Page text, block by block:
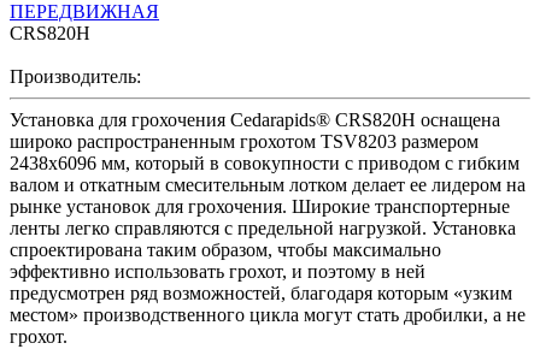
ПЕРЕДВИЖНАЯ
CRS820H
Производитель:
Установка для грохочения Cedarapids® CRS820H оснащена
широко распространенным грохотом TSV8203 размером
2438x6096 мм, который в совокупности с приводом с гибким
валом и откатным смесительным лотком делает ее лидером на
рынке установок для грохочения. Широкие транспортерные
ленты легко справляются с предельной нагрузкой. Установка
спроектирована таким образом, чтобы максимально
эффективно использовать грохот, и поэтому в ней
предусмотрен ряд возможностей, благодаря которым «узким
местом» производственного цикла могут стать дробилки, а не
грохот.